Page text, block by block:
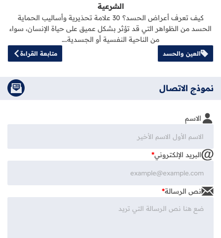
الشرعية
كيف تعرف أعراض الحسد؟ 30 علامة تحذيرية وأساليب الحماية
الحسد من الظواهر التي قد تؤثر بشكل عميق على حياة الإنسان، سواء
من الناحية النفسية أو الجسدية.…
العين والحسد متابعة القراءة
نموذج الاتصال
الاسم
البريد الإلكتروني*
نص الرسالة*